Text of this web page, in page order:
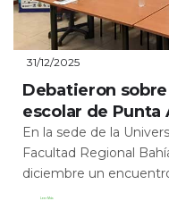
31/12/2025
Debatieron
escolar de Punta
En la sede de la
Facultad Regional
diciembre un
Leer Más